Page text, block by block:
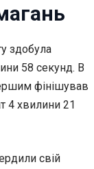
здобула
58 секунд. В
фінішував
4 хвилини 21
свій